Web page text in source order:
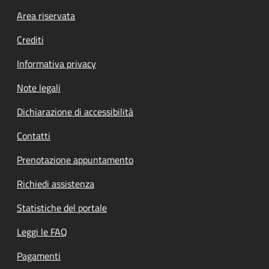
Footer menu
Area riservata
Crediti
Informativa privacy
Note legali
Dichiarazione di accessibilità
Contatti
Prenotazione appuntamento
Richiedi assistenza
Statistiche del portale
Leggi le FAQ
Pagamenti